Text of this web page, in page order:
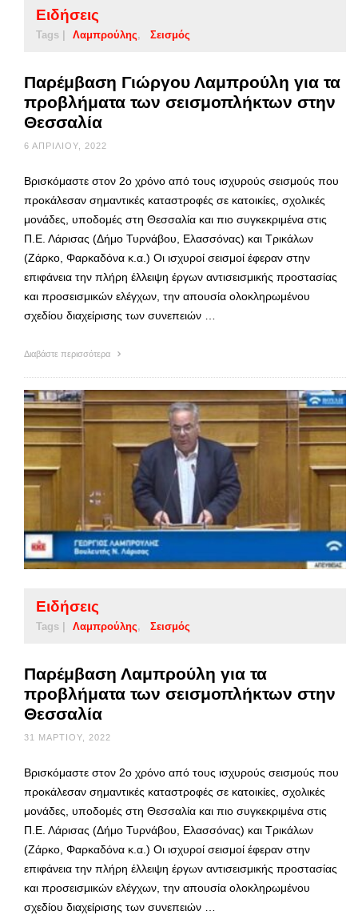
Ειδήσεις
Tags | Λαμπρούλης Σεισμός
Παρέμβαση Γιώργου Λαμπρούλη για τα
προβλήματα των σεισμοπλήκτων στην
Θεσσαλία
6 ΑΠΡΙΛΊΟΥ, 2022
Βρισκόμαστε στον 2ο χρόνο από τους ισχυρούς σεισμούς που
προκάλεσαν σημαντικές καταστροφές σε κατοικίες, σχολικές
μονάδες, υποδομές στη Θεσσαλία και πιο συγκεκριμένα στις
Π.Ε. Λάρισας (Δήμο Τυρνάβου, Ελασσόνας) και Τρικάλων
(Ζάρκο, Φαρκαδόνα κ.α.) Οι ισχυροί σεισμοί έφεραν στην
επιφάνεια την πλήρη έλλειψη έργων αντισεισμικής προστασίας
και προσεισμικών ελέγχων, την απουσία ολοκληρωμένου
σχεδίου διαχείρισης των συνεπειών …
Διαβάστε περισσότερα
Ειδήσεις
Tags | Λαμπρούλης Σεισμός
Παρέμβαση Λαμπρούλη για τα
προβλήματα των σεισμοπλήκτων στην
Θεσσαλία
31 ΜΑΡΤΊΟΥ, 2022
Βρισκόμαστε στον 2ο χρόνο από τους ισχυρούς σεισμούς που
προκάλεσαν σημαντικές καταστροφές σε κατοικίες, σχολικές
μονάδες, υποδομές στη Θεσσαλία και πιο συγκεκριμένα στις
Π.Ε. Λάρισας (Δήμο Τυρνάβου, Ελασσόνας) και Τρικάλων
(Ζάρκο, Φαρκαδόνα κ.α.) Οι ισχυροί σεισμοί έφεραν στην
επιφάνεια την πλήρη έλλειψη έργων αντισεισμικής προστασίας
και προσεισμικών ελέγχων, την απουσία ολοκληρωμένου
σχεδίου διαχείρισης των συνεπειών …